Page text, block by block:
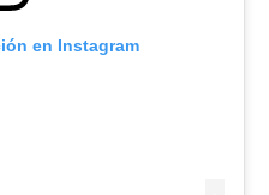
en Instagram